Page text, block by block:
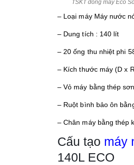
TSKT dòng máy Eco
– Loại máy Máy nước
– Dung tích : 140 lít
– 20 ống thu nhiệt phi
– Kích thước máy (D x
– Vỏ máy bằng thép
– Ruột bình bảo ôn
– Chân máy bằng thép
Cấu tạo máy
140L ECO